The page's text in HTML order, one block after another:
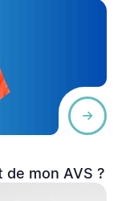
mon AVS ?